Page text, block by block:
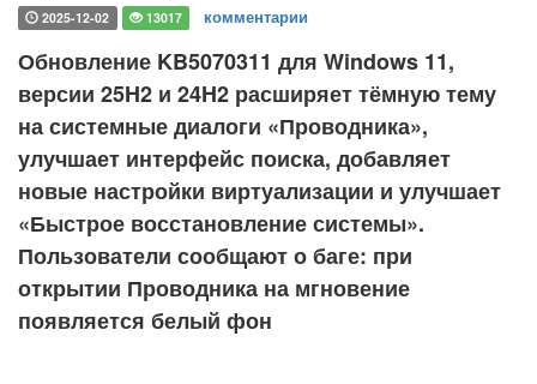
2025-12-02 13017 комментарии
Обновление KB5070311 для Windows 11,
версии 25H2 и 24H2 расширяет тёмную тему
на системные диалоги «Проводника»,
улучшает интерфейс поиска, добавляет
новые настройки виртуализации и улучшает
«Быстрое восстановление системы».
Пользователи сообщают о баге: при
открытии Проводника на мгновение
появляется белый фон